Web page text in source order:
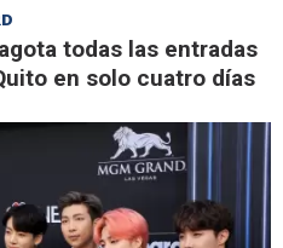
todas las entradas
en solo cuatro días